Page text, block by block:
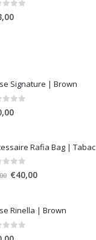
Signature | Brown
of 5
Rafia Bag | Tabac
of 5
Original
€50,00.
€40,00Η
είναι:
Rinella | Brown
of 5